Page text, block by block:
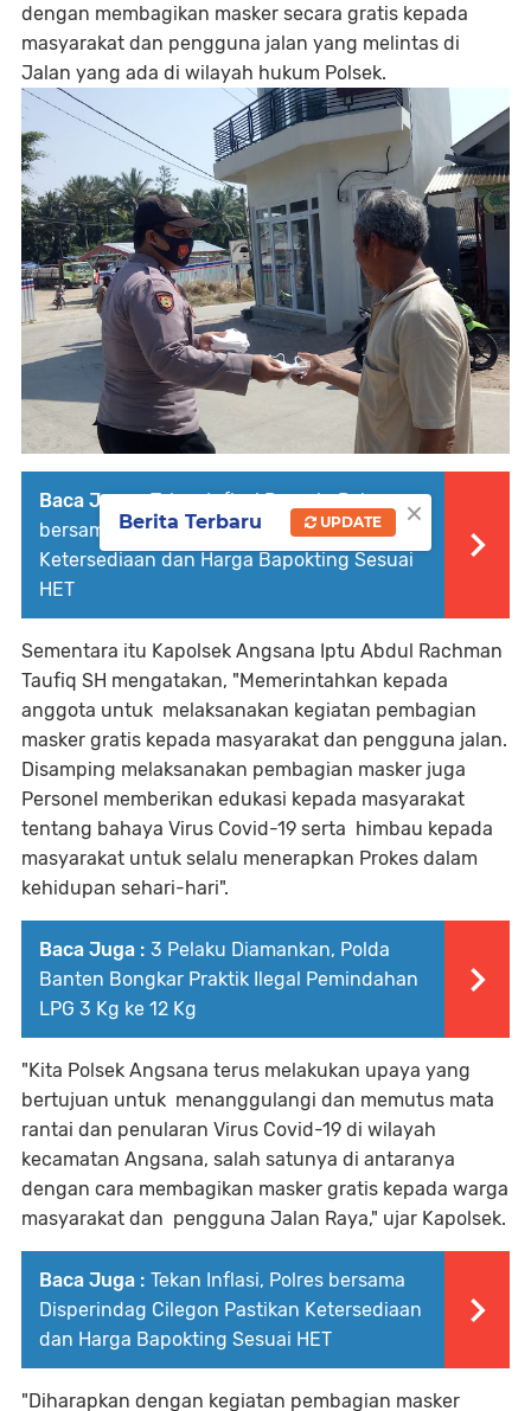
dengan membagikan masker secara gratis kepada
masyarakat dan pengguna jalan yang melintas di
Jalan yang ada di wilayah hukum Polsek.
Baca Juga : Tekan Inflasi Daerah, Polres
bersama Disperindag Cilegon Rutin Cek
Ketersediaan dan Harga Bapokting Sesuai
HET
Sementara itu Kapolsek Angsana Iptu Abdul Rachman
Taufiq SH mengatakan, "Memerintahkan kepada
anggota untuk melaksanakan kegiatan pembagian
masker gratis kepada masyarakat dan pengguna jalan.
Disamping melaksanakan pembagian masker juga
Personel memberikan edukasi kepada masyarakat
tentang bahaya Virus Covid-19 serta himbau kepada
masyarakat untuk selalu menerapkan Prokes dalam
kehidupan sehari-hari".
Baca Juga : 3 Pelaku Diamankan, Polda
Banten Bongkar Praktik Ilegal Pemindahan
LPG 3 Kg ke 12 Kg
"Kita Polsek Angsana terus melakukan upaya yang
bertujuan untuk menanggulangi dan memutus mata
rantai dan penularan Virus Covid-19 di wilayah
kecamatan Angsana, salah satunya di antaranya
dengan cara membagikan masker gratis kepada warga
masyarakat dan pengguna Jalan Raya," ujar Kapolsek.
Baca Juga : Tekan Inflasi, Polres bersama
Disperindag Cilegon Pastikan Ketersediaan
dan Harga Bapokting Sesuai HET
"Diharapkan dengan kegiatan pembagian masker
×
Berita Terbaru UPDATE